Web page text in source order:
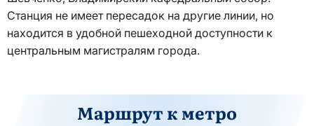
Станция не имеет пересадок на другие линии, но
находится в удобной пешеходной доступности к
центральным магистралям города.
Маршрут к метро